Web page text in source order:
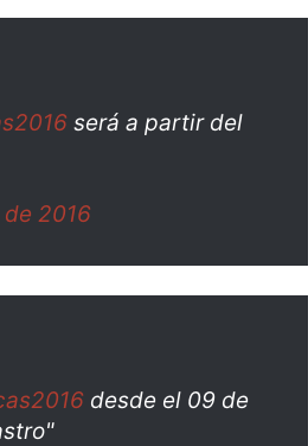
será a partir del
2016
desde el 09 de